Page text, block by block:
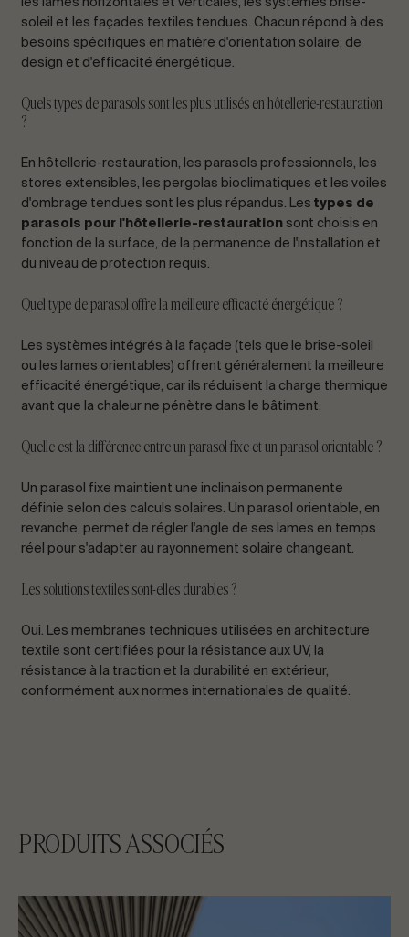
les lames horizontales et verticales, les systèmes brise-
soleil et les façades textiles tendues. Chacun répond à des
besoins spécifiques en matière d'orientation solaire, de
design et d'efficacité énergétique.
Quels types de parasols sont les plus utilisés en hôtellerie-restauration
?
En hôtellerie-restauration, les parasols professionnels, les
stores extensibles, les pergolas bioclimatiques et les voiles
d'ombrage tendues sont les plus répandus. Les types de
parasols pour l'hôtellerie-restauration sont choisis en
fonction de la surface, de la permanence de l'installation et
du niveau de protection requis.
Quel type de parasol offre la meilleure efficacité énergétique ?
Les systèmes intégrés à la façade (tels que le brise-soleil
ou les lames orientables) offrent généralement la meilleure
efficacité énergétique, car ils réduisent la charge thermique
avant que la chaleur ne pénètre dans le bâtiment.
Quelle est la différence entre un parasol fixe et un parasol orientable ?
Un parasol fixe maintient une inclinaison permanente
définie selon des calculs solaires. Un parasol orientable, en
revanche, permet de régler l'angle de ses lames en temps
réel pour s'adapter au rayonnement solaire changeant.
Les solutions textiles sont-elles durables ?
Oui. Les membranes techniques utilisées en architecture
textile sont certifiées pour la résistance aux UV, la
résistance à la traction et la durabilité en extérieur,
conformément aux normes internationales de qualité.
PRODUITS ASSOCIÉS